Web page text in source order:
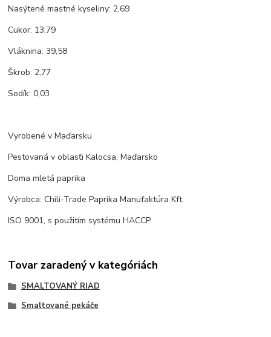
Nasýtené mastné kyseliny: 2,69
Cukor: 13,79
Vláknina: 39,58
Škrob: 2,77
Sodík: 0,03
Vyrobené v Maďarsku
Pestovaná v oblasťi Kalocsa, Maďarsko
Doma mletá paprika
Výrobca: Chili-Trade Paprika Manufaktúra Kft.
ISO 9001, s použitím systému HACCP
Tovar zaradený v kategóriách
SMALTOVANÝ RIAD
Smaltované pekáče